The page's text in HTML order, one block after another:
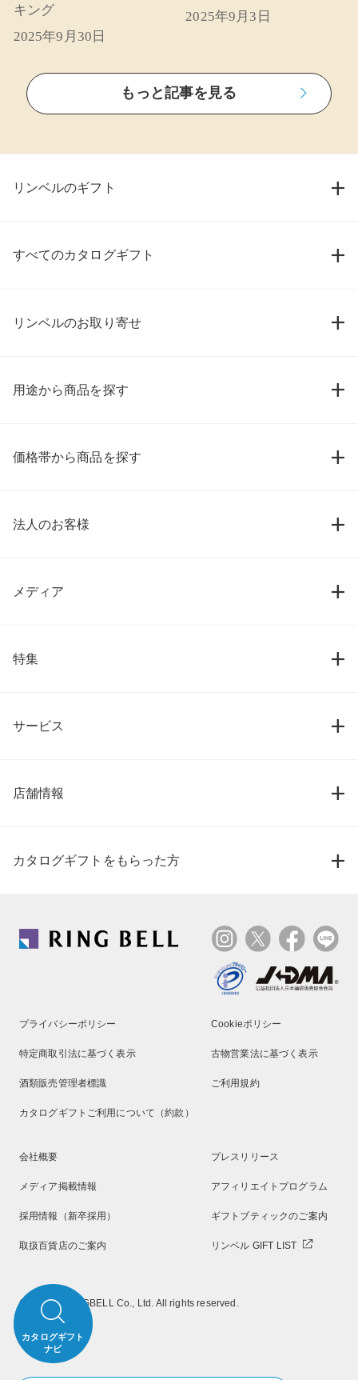
キング
2025年9月30日
2025年9月3日
もっと記事を見る
リンベルのギフト
すべてのカタログギフト
リンベルのお取り寄せ
用途から商品を探す
価格帯から商品を探す
法人のお客様
メディア
特集
サービス
店舗情報
カタログギフトをもらった方
プライバシーポリシー Cookieポリシー
特定商取引法に基づく表示 古物営業法に基づく表示
酒類販売管理者標識 ご利用規約
カタログギフトご利用について（約款）
会社概要 プレスリリース
メディア掲載情報 アフィリエイトプログラム
採用情報（新卒採用） ギフトブティックのご案内
取扱百貨店のご案内 リンベル GIFT LIST
Copyright RINGBELL Co., Ltd. All rights reserved.
カタログギフト
ナビ